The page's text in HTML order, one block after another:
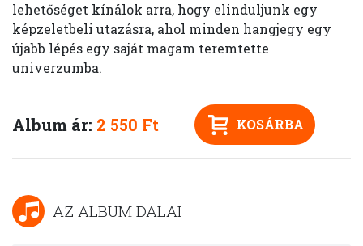
lehetőséget kínálok arra, hogy elinduljunk egy
képzeletbeli utazásra, ahol minden hangjegy egy
újabb lépés egy saját magam teremtette
univerzumba.
Album ár: 2 550 Ft KOSÁRBA
AZ ALBUM DALAI